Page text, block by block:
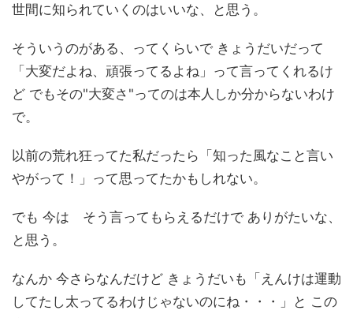
世間に知られていくのはいいな、と思う。
そういうのがある、ってくらいで きょうだいだって
「大変だよね、頑張ってるよね」って言ってくれるけ
ど でもその"大変さ"ってのは本人しか分からないわけ
で。
以前の荒れ狂ってた私だったら「知った風なこと言い
やがって！」って思ってたかもしれない。
でも 今は そう言ってもらえるだけで ありがたいな、
と思う。
なんか 今さらなんだけど きょうだいも「えんけは運動
してたし太ってるわけじゃないのにね・・・」と この